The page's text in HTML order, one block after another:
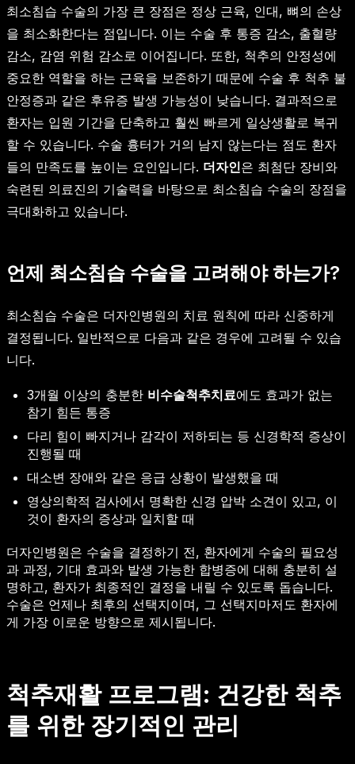
최소침습 수술의 가장 큰 장점은 정상 근육, 인대, 뼈의 손상
을 최소화한다는 점입니다. 이는 수술 후 통증 감소, 출혈량
감소, 감염 위험 감소로 이어집니다. 또한, 척추의 안정성에
중요한 역할을 하는 근육을 보존하기 때문에 수술 후 척추 불
안정증과 같은 후유증 발생 가능성이 낮습니다. 결과적으로
환자는 입원 기간을 단축하고 훨씬 빠르게 일상생활로 복귀
할 수 있습니다. 수술 흉터가 거의 남지 않는다는 점도 환자
들의 만족도를 높이는 요인입니다. 더자인은 최첨단 장비와
숙련된 의료진의 기술력을 바탕으로 최소침습 수술의 장점을
극대화하고 있습니다.
언제 최소침습 수술을 고려해야 하는가?
최소침습 수술은 더자인병원의 치료 원칙에 따라 신중하게
결정됩니다. 일반적으로 다음과 같은 경우에 고려될 수 있습
니다.
3개월 이상의 충분한 비수술척추치료에도 효과가 없는
참기 힘든 통증
다리 힘이 빠지거나 감각이 저하되는 등 신경학적 증상이
진행될 때
대소변 장애와 같은 응급 상황이 발생했을 때
영상의학적 검사에서 명확한 신경 압박 소견이 있고, 이
것이 환자의 증상과 일치할 때
더자인병원은 수술을 결정하기 전, 환자에게 수술의 필요성
과 과정, 기대 효과와 발생 가능한 합병증에 대해 충분히 설
명하고, 환자가 최종적인 결정을 내릴 수 있도록 돕습니다.
수술은 언제나 최후의 선택지이며, 그 선택지마저도 환자에
게 가장 이로운 방향으로 제시됩니다.
척추재활 프로그램: 건강한 척추
를 위한 장기적인 관리